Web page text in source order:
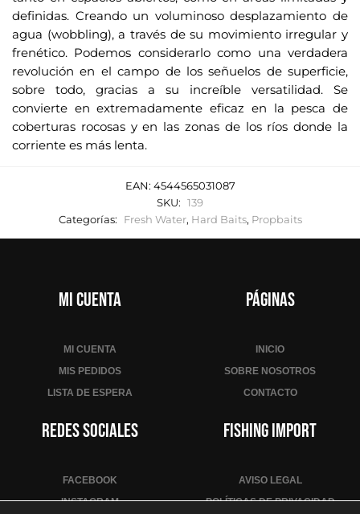
definidas. Creando un voluminoso desplazamiento de
agua (wobbling), a través de su movimiento irregular y
frenético. Podemos considerarlo como una verdadera
revolución en el campo de los señuelos de superficie,
sobre todo, gracias a su increíble versatilidad. Se
convierte en extremadamente eficaz en la pesca de
coberturas rocosas y en las zonas de los ríos donde la
corriente es más lenta.
EAN: 4544565031087
SKU: 139
Categorías:
Fresh Water, Hard Baits, Propbaits
Mi cuenta
MI CUENTA
MIS PEDIDOS
LISTA DE ESPERA
Páginas
INICIO
SOBRE NOSOTROS
CONTACTO
Redes sociales
FACEBOOK
INSTAGRAM
Fishing Import
AVISO LEGAL
POLÍTICAS DE PRIVACIDAD